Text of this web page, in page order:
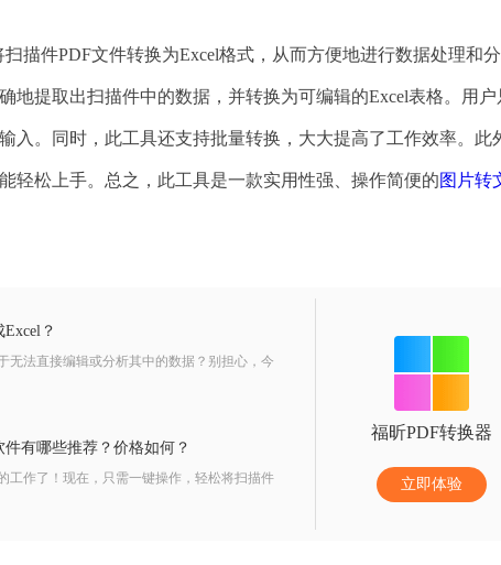
描件PDF文件转换为Excel格式，从而方便地进行数据处理和
地提取出扫描件中的数据，并转换为可编辑的Excel表格。用户
入。同时，此工具还支持批量转换，大大提高了工作效率。此
轻松上手。总之，此工具是一款实用性强、操作简便的图片转
？
无法直接编辑或分析其中的数据？别担心，今
有哪些推荐？价格如何？
工作了！现在，只需一键操作，轻松将扫描件
福昕PDF转换器
立即体验